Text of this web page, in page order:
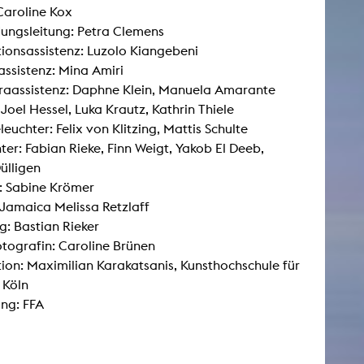
Kox
Petra Clemens
Luzolo Kiangebeni
Mina Amiri
Daphne Klein, Manuela Amarante
Hessel, Luka Krautz, Kathrin Thiele
Felix von Klitzing, Mattis Schulte
Fabian Rieke, Finn Weigt, Yakob El Deeb,
Sabine Krömer
Melissa Retzlaff
Bastian Rieker
Caroline Brünen
Maximilian Karakatsanis, Kunsthochschule für
FFA
AKTUELLES
Alle Termine
Auszeichnungen
Festivalteilnahmen
Presse
Presse Downloads
Lehrende woanders